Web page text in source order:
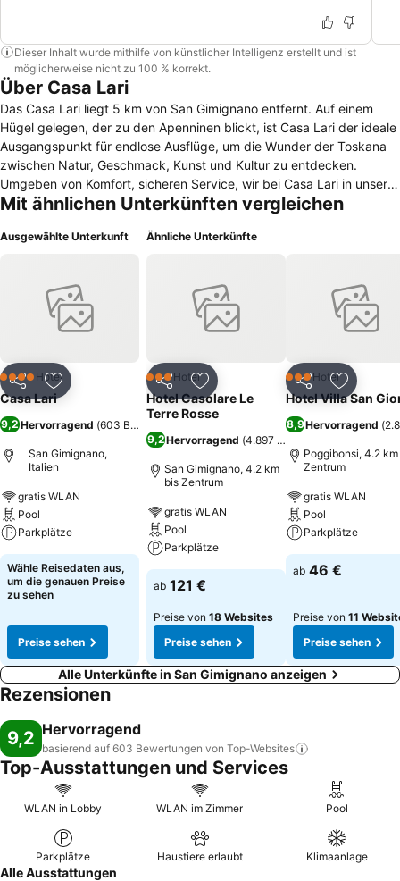
Dieser Inhalt wurde mithilfe von künstlicher Intelligenz erstellt und ist
möglicherweise nicht zu 100 % korrekt.
Über Casa Lari
Das Casa Lari liegt 5 km von San Gimignano entfernt. Auf einem
Hügel gelegen, der zu den Apenninen blickt, ist Casa Lari der ideale
Ausgangspunkt für endlose Ausflüge, um die Wunder der Toskana
zwischen Natur, Geschmack, Kunst und Kultur zu entdecken.
Umgeben von Komfort, sicheren Service, wir bei Casa Lari in unserer
Einfachheit und Offenheit, möchten wir Ihnen das Beste bieten, was
Wohnungen verschiedener Größe. Jede Unterkunft ist mit
bietet das Casa Lari seinen Gästen eine Garage, einen
Swimmingpool, einen Garten, einen Waschsalon und einen
Fahrradverleih. Von Casa Lari aus können Sie schnell folgende
Siena, Chianti, Florenz, Pisa, Lucca etc.
Mit ähnlichen Unterkünften vergleichen
Ausgewählte Unterkunft
Teilen Zu Favoriten hinzufügen
4 SterneHotel
Casa Lari
9,2Hervorragend (603 Bewertungen
San Gimignano,
Italien
gratis WLAN
Pool
Parkplätze
Wähle Reisedaten aus,
um die genauen Preise
zu sehen
Preise sehen
Ähnliche Unterkünfte
Teilen Zu Favoriten hinzufügen
3 SterneHotel
Hotel Casolare Le
Terre Rosse
9,2Hervorragend (4.897 Bewertungen
San Gimignano, 4.2 km
bis Zentrum
gratis WLAN
Pool
Parkplätze
ab 121 €
Preise von 18 Websites
Preise sehen
Teilen Zu
3 SterneHotel
Hotel Villa San
8,9Hervorragend (
Poggibonsi, 4.2
Zentrum
gratis WLAN
Pool
Parkplätze
ab 46 €
Preise von 11
Preise sehen
Alle Unterkünfte in San Gimignano anzeigen
Rezensionen
9,2 Hervorragend
basierend auf 603 Bewertungen von Top-Websites
Top-Ausstattungen und Services
WLAN in Lobby WLAN im Zimmer Pool
Parkplätze Haustiere erlaubt Klimaanlage
Alle Ausstattungen